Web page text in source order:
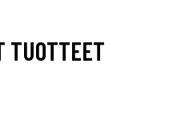
TUOTTEET